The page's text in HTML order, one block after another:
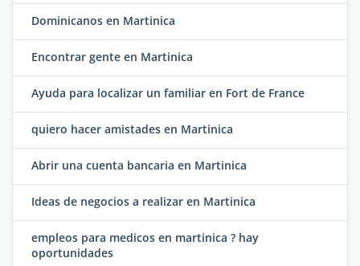
Dominicanos en Martinica
Encontrar gente en Martinica
Ayuda para localizar un familiar en Fort de France
quiero hacer amistades en Martinica
Abrir una cuenta bancaria en Martinica
Ideas de negocios a realizar en Martinica
empleos para medicos en martinica ? hay
oportunidades